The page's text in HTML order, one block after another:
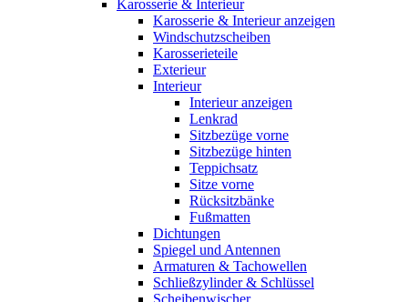
Karosserie & Interieur
Karosserie & Interieur anzeigen
Windschutzscheiben
Karosserieteile
Exterieur
Interieur
Interieur anzeigen
Lenkrad
Sitzbezüge vorne
Sitzbezüge hinten
Teppichsatz
Sitze vorne
Rücksitzbänke
Fußmatten
Dichtungen
Spiegel und Antennen
Armaturen & Tachowellen
Schließzylinder & Schlüssel
Scheibenwischer